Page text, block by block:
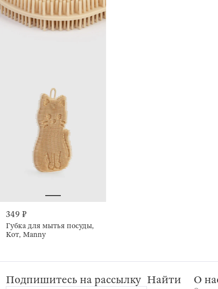
349 ₽
Губка для мытья посуды,
Кот, Manny
Подпишитесь на рассылку Найти
О